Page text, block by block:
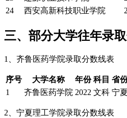
24
西安高新科技职业学院
三、部分大学往年录
1、齐鲁医药学院录取分数线表
序号 大学名称 年份 科目 省
1
齐鲁医药学院 2022 文科 宁夏
2、宁夏理工学院录取分数线表